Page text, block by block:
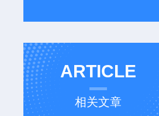
ARTICLE
相关文章